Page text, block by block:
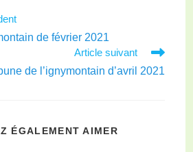
de février 2021
Article suivant
de l’ignymontain d’avril 2021
ÉGALEMENT AIMER